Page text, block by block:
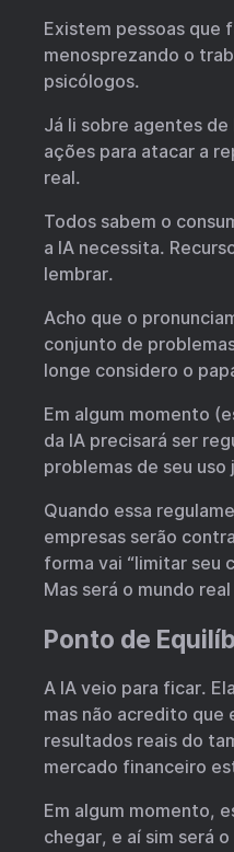
Existem pessoas que
menosprezando o
psicólogos.
Já li sobre agentes
ações para atacar a
real.
Todos sabem o
a IA necessita.
lembrar.
Acho que o
conjunto de
longe considero o
Em algum momento
da IA precisará ser
problemas de seu
Quando essa
empresas serão
forma vai “limitar seu
Mas será o mundo
Ponto de
A IA veio para ficar.
mas não acredito que
resultados reais do
mercado financeiro
Em algum momento,
chegar, e aí sim será